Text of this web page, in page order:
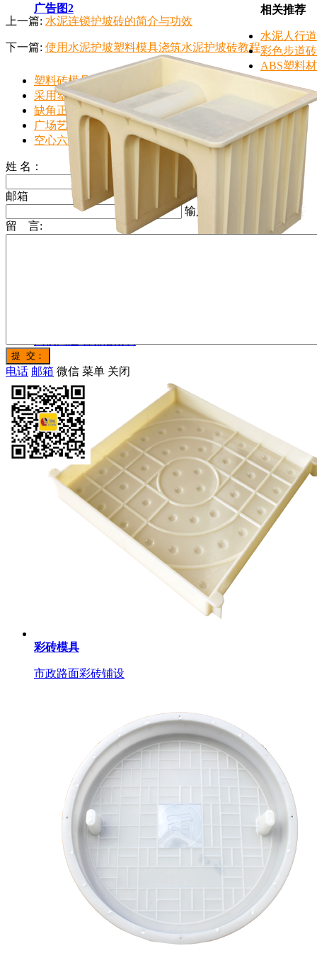
广告图2
彩砖模具
市政路面彩砖铺设
上一篇: 水泥连锁护坡砖的简介与功效
下一篇: 使用水泥护坡塑料模具浇筑水泥护坡砖教程
相关推荐
水泥人行
彩色步道
ABS塑料
塑料砖模具的使用因地而异
采用塑料彩砖模具制造水泥彩砖的工艺及配比
缺角正方形彩砖模具
广场艺术条纹步道彩砖模具模盒
空心六角护坡模具厂具备哪些因素才能体现其专...
姓 名：
输入名称 (*)
邮箱
输入邮箱 (*)
留 言:
电话 邮箱 微信 菜单 关闭